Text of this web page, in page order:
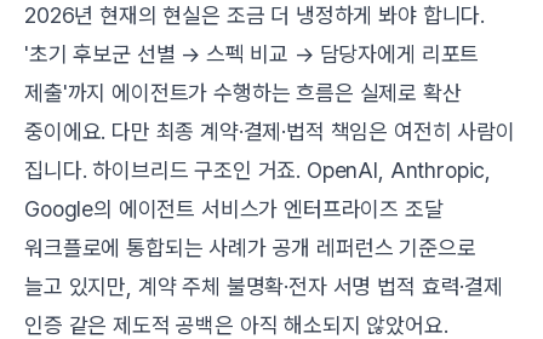
2026년 현재의 현실은 조금 더 냉정하게 봐야 합니다.
'초기 후보군 선별 → 스펙 비교 → 담당자에게 리포트
제출'까지 에이전트가 수행하는 흐름은 실제로 확산
중이에요. 다만 최종 계약·결제·법적 책임은 여전히 사람이
집니다. 하이브리드 구조인 거죠. OpenAI, Anthropic,
Google의 에이전트 서비스가 엔터프라이즈 조달
워크플로에 통합되는 사례가 공개 레퍼런스 기준으로
늘고 있지만, 계약 주체 불명확·전자 서명 법적 효력·결제
인증 같은 제도적 공백은 아직 해소되지 않았어요.